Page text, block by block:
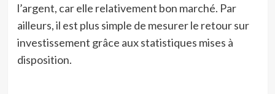
l’argent, car elle relativement bon marché. Par
ailleurs, il est plus simple de mesurer le retour sur
investissement grâce aux statistiques mises à
disposition.